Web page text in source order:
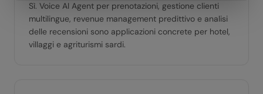
Sì. Voice AI Agent per prenotazioni, gestione clienti
multilingue, revenue management predittivo e analisi
delle recensioni sono applicazioni concrete per hotel,
villaggi e agriturismi sardi.